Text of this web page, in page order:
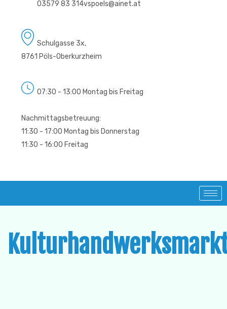
03579 83 314vspoels@ainet.at
Schulgasse 3x,
8761 Pöls-Oberkurzheim
07:30 - 13:00 Montag bis Freitag
Nachmittagsbetreuung:
11:30 - 17:00 Montag bis Donnerstag
11:30 - 16:00 Freitag